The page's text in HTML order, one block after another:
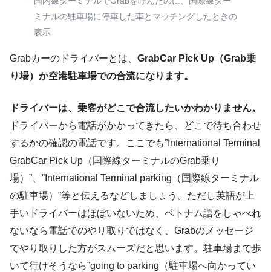
ミナルの駐車場に停車した車とマッチングしたときの
表示
Grabカーのドライバーとは、 GrabCar Pick Up（Grab乗
り場）か空港駐車場での合流になります。
ドライバーは、乗客がどこで合流したいかわかりません。
ドライバーから電話がかかってきたら、どこで待ち合わせ
するかの確認の電話です。ここでも”International Terminal
GrabCar Pick Up（国際線ターミナルのGrab乗り
場）”、”International Terminal parking（国際線ターミナル
の駐車場）”等と伝えるなどしましょう。ただし英語が上
手いドライバーはほぼいないため、ベトナム語をしゃべれ
ないなら電話でのやり取りではなく、Grabのメッセージ
でやり取りした方がスムーズだと思います。駐車場まで歩
いて行けそうなら”going to parking（駐車場へ向かってい